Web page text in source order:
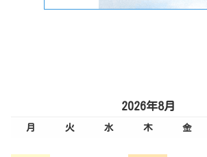
2026年8月
月 火 水 木 金